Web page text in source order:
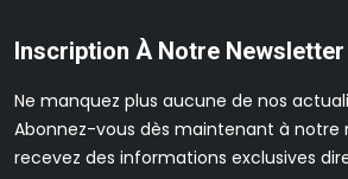
Inscription À Notre Newsletter
Ne manquez plus aucune de nos
Abonnez-vous dès maintenant à notre
recevez des informations exclusives